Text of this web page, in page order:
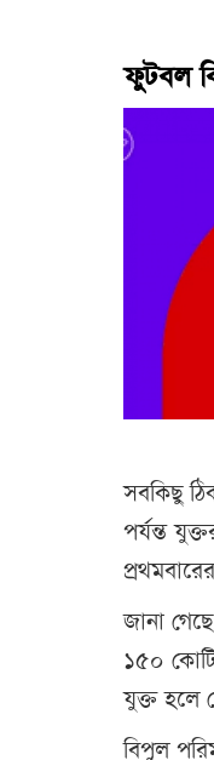
ফুটবল
সবকিছু
পর্যন্ত
জানা
১৫০
যুক্ত হলে
বিপুল